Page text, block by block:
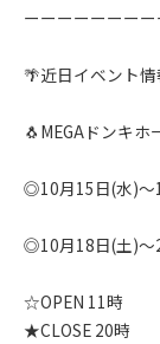
ーーーーーーー
🌴近日イベント情
🐧MEGAドンキホ
◎10月15日(水)〜
◎10月18日(土)〜
☆OPEN 11時
★CLOSE 20時